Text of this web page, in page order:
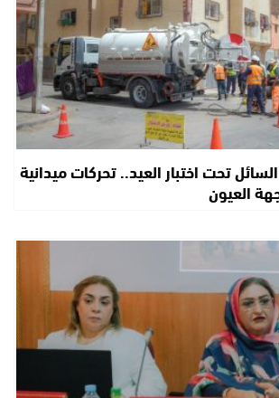
تحت اختبار العيد.. تحركات ميدانية
العيون